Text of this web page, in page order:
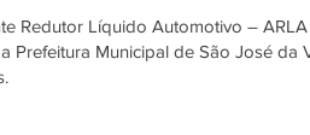
Redutor Líquido Automotivo –
Prefeitura Municipal de São José da